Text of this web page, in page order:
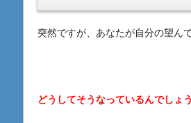
突然ですが、あなたが自分の望ん
どうしてそうなっているんでしょ